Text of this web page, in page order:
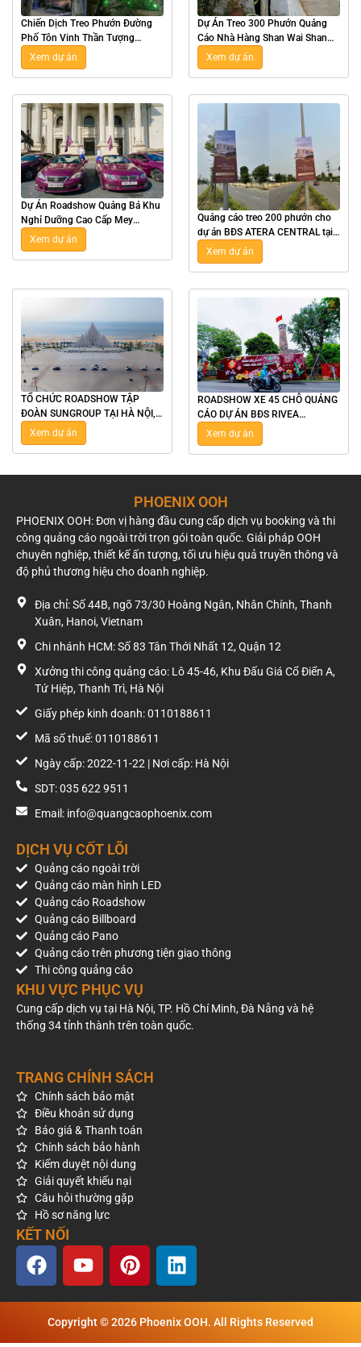
Chiến Dịch Treo Phướn Đường
Phố Tôn Vinh Thần Tượng
Esports Zeus Tại Hà Nội
Xem dự án
Dự Án Treo 300 Phướn Quảng
Cáo Nhà Hàng Shan Wai Shan
Hot Pot Tại Hà Nội
Xem dự án
Dự Án Roadshow Quảng Bá Khu
Nghỉ Dưỡng Cao Cấp Mey
Retreat Bãi Lữ Tại Nghệ An
Xem dự án
Quảng cáo treo 200 phướn cho
dự án BĐS ATERA CENTRAL tại
Hưng Yên
Xem dự án
TỔ CHỨC ROADSHOW TẬP
ĐOÀN SUNGROUP TẠI HÀ NỘI,
TPHCM, NHA TRANG, VŨNG
TÀU
Xem dự án
ROADSHOW XE 45 CHỖ QUẢNG
CÁO DỰ ÁN BĐS RIVEA
RESIDENCES DỊP 8/3 CHO TẬP
ĐOÀN TÂN Á ĐẠI THÀNH
Xem dự án
PHOENIX OOH
PHOENIX OOH: Đơn vị hàng đầu cung cấp dịch vụ booking và thi
công quảng cáo ngoài trời trọn gói toàn quốc. Giải pháp OOH
chuyên nghiệp, thiết kế ấn tượng, tối ưu hiệu quả truyền thông và
độ phủ thương hiệu cho doanh nghiệp.
Địa chỉ: Số 44B, ngõ 73/30 Hoàng Ngân, Nhân Chính, Thanh
Xuân, Hanoi, Vietnam
Chi nhánh HCM: Số 83 Tân Thới Nhất 12, Quận 12
Xưởng thi công quảng cáo: Lô 45-46, Khu Đấu Giá Cổ Điển A,
Tứ Hiệp, Thanh Trì, Hà Nội
Giấy phép kinh doanh: 0110188611
Mã số thuế: 0110188611
Ngày cấp: 2022-11-22 | Nơi cấp: Hà Nội
SDT: 035 622 9511
Email: info@quangcaophoenix.com
DỊCH VỤ CỐT LÕI
Quảng cáo ngoài trời
Quảng cáo màn hình LED
Quảng cáo Roadshow
Quảng cáo Billboard
Quảng cáo Pano
Quảng cáo trên phương tiện giao thông
Thi công quảng cáo
KHU VỰC PHỤC VỤ
Cung cấp dịch vụ tại Hà Nội, TP. Hồ Chí Minh, Đà Nẵng và hệ
thống 34 tỉnh thành trên toàn quốc.
TRANG CHÍNH SÁCH
Chính sách bảo mật
Điều khoản sử dụng
Báo giá & Thanh toán
Chính sách bảo hành
Kiểm duyệt nội dung
Giải quyết khiếu nại
Câu hỏi thường gặp
Hồ sơ năng lực
KẾT NỐI
Copyright © 2026 Phoenix OOH. All Rights Reserved